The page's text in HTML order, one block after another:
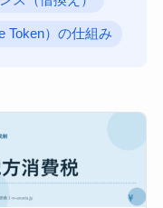
Token）の仕組み